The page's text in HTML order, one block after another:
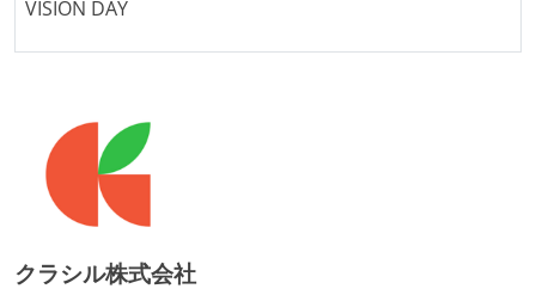
提出されたコードには自動的にリグレッションテスト
が実行される環境が構築されている
テストの実施度
ほとんどのプロダクトコードに単体テストを記述、実
機能の実装と同時にテストコードを記述している
VISION DAY
クラシル株式会社